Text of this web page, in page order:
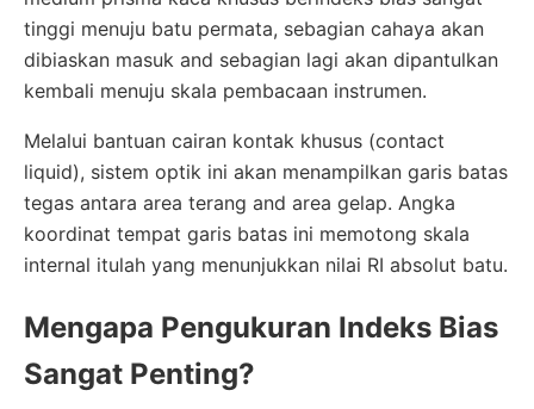
tinggi menuju batu permata, sebagian cahaya akan
dibiaskan masuk and sebagian lagi akan dipantulkan
kembali menuju skala pembacaan instrumen.
Melalui bantuan cairan kontak khusus (contact
liquid), sistem optik ini akan menampilkan garis batas
tegas antara area terang and area gelap. Angka
koordinat tempat garis batas ini memotong skala
internal itulah yang menunjukkan nilai RI absolut batu.
Mengapa Pengukuran Indeks Bias
Sangat Penting?